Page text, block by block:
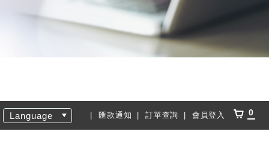
Language 匯款通知 訂單查詢 會員登入 0